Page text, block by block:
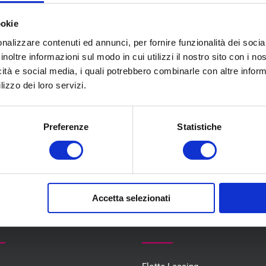
contenuti ed annunci, per fornire funzionalità dei
informazioni sul modo in cui utilizzi il nostro sito con i
e social media, i quali potrebbero combinarle con altre
dei loro servizi.
Preferenze Statistiche
Accetta selezionati